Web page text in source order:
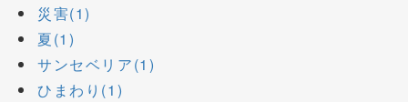
災害(1)
夏(1)
サンセベリア(1)
ひまわり(1)